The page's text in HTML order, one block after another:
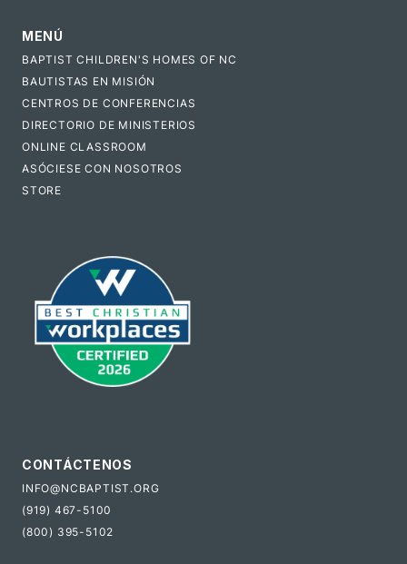
MENÚ
BAPTIST CHILDREN'S HOMES OF NC
BAUTISTAS EN MISIÓN
CENTROS DE CONFERENCIAS
DIRECTORIO DE MINISTERIOS
ONLINE CLASSROOM
ASÓCIESE CON NOSOTROS
STORE
CONTÁCTENOS
INFO@NCBAPTIST.ORG
(919) 467-5100
(800) 395-5102